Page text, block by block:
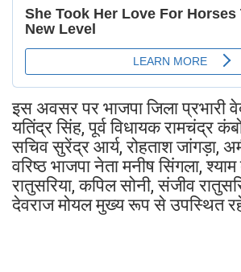
इस अवसर पर भाजपा जिला प्रभारी
यतिंद्र सिंह, पूर्व विधायक रामचंद्र
सचिव सुरेंद्र आर्य, रोहताश जांगड़ा,
वरिष्ठ भाजपा नेता मनीष सिंगला,
रातुसरिया, कपिल सोनी, संजीव
देवराज मोयल मुख्य रूप से उपस्थित